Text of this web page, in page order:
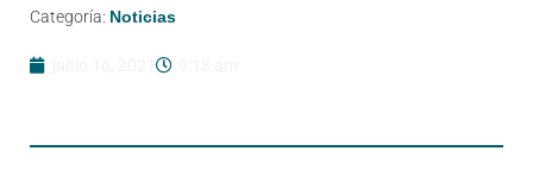
Categoría: Noticias